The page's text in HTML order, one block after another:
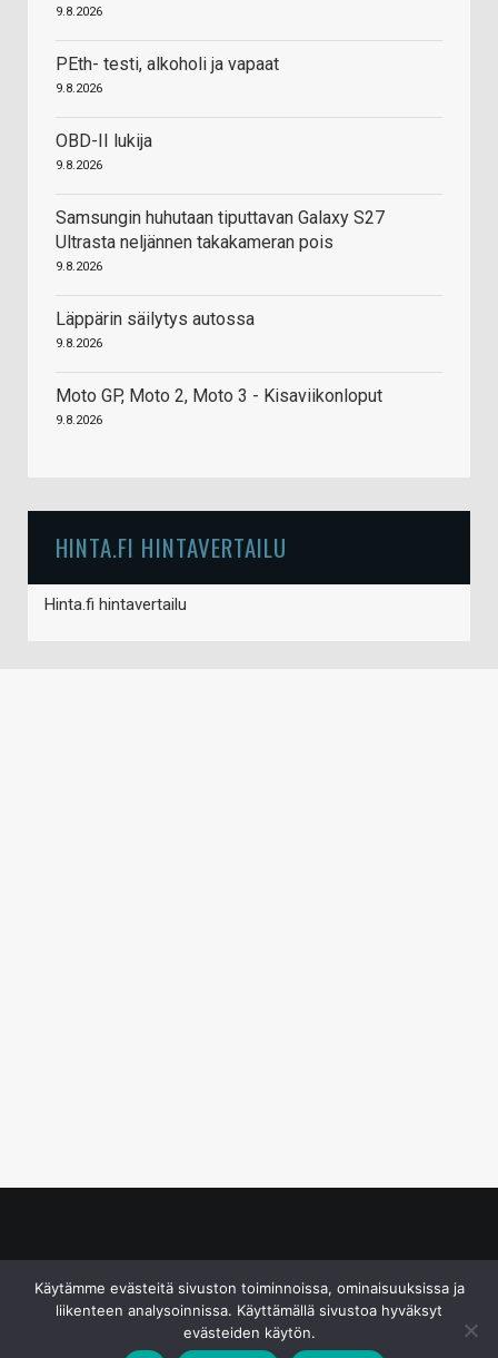
9.8.2026
PEth- testi, alkoholi ja vapaat
9.8.2026
OBD-II lukija
9.8.2026
Samsungin huhutaan tiputtavan Galaxy S27
Ultrasta neljännen takakameran pois
9.8.2026
Läppärin säilytys autossa
9.8.2026
Moto GP, Moto 2, Moto 3 - Kisaviikonloput
9.8.2026
HINTA.FI HINTAVERTAILU
Hinta.fi hintavertailu
Käytämme evästeitä sivuston toiminnoissa, ominaisuuksissa ja
liikenteen analysoinnissa. Käyttämällä sivustoa hyväksyt
evästeiden käytön.